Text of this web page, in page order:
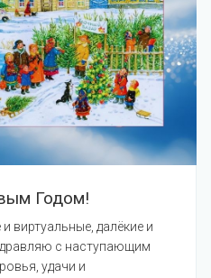
Годом!
виртуальные, далёкие и
с наступающим
удачи и